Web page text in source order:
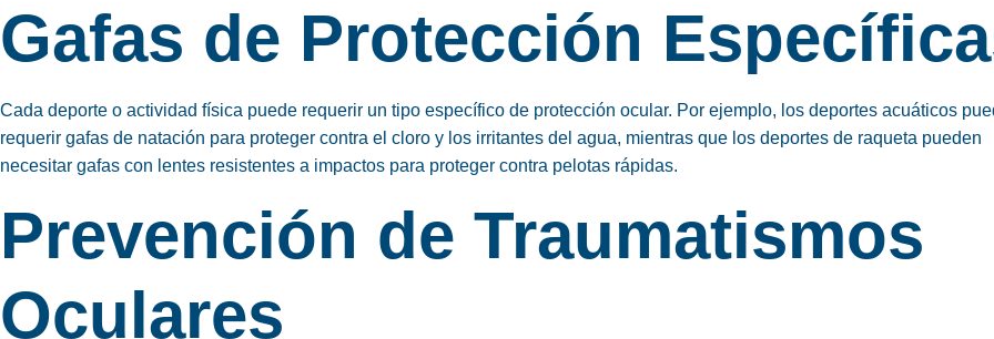
Gafas de Protección
Cada deporte o actividad física puede requerir un tipo específico de protección ocular. Por ejemplo, los deportes acuáticos
requerir gafas de natación para proteger contra el cloro y los irritantes del agua, mientras que los deportes de raqueta pueden
necesitar gafas con lentes resistentes a impactos para proteger contra pelotas rápidas.
Prevención de Traumatismos
Oculares